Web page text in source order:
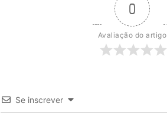
0
Avaliação do artigo
Se inscrever